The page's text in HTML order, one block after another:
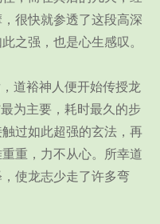
很快就参透了这段高深
之强，也是心生感叹。
道裕神人便开始传授龙
为主要，耗时最久的步
过如此超强的玄法，再
重，力不从心。所幸道
使龙志少走了许多弯